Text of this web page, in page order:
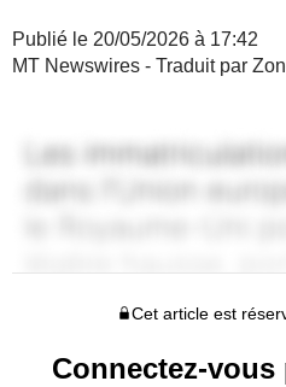
Publié le 20/05/2026 à 17:42
MT Newswires - Traduit par
Cet article est
Connectez-